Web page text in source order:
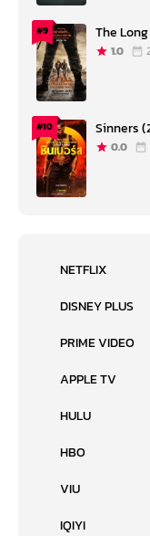
#9 The
1.0
#10 Sinners
0.0
NETFLIX
DISNEY PLUS
PRIME VIDEO
APPLE TV
HULU
HBO
VIU
IQIYI